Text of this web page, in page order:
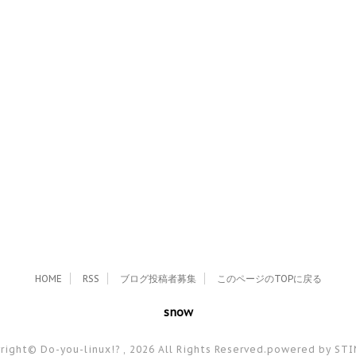
HOME RSS ブログ投稿者募集 このページのTOPに戻る
snow
Do-you-linux!? , 2026 All Rights Reserved. powered by